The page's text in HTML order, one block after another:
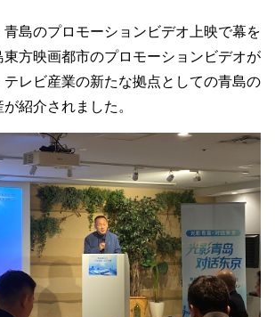
島のプロモーションビデオ上映で幕を
方映画都市のプロモーションビデオが
レビ産業の新たな拠点としての青島の
紹介されました。